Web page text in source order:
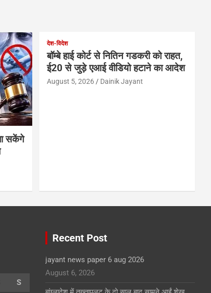
सकेंगे
देश-विदेश
बॉम्बे हाई कोर्ट से नितिन गडकरी को राहत,
ई20 से जुड़े एआई वीडियो हटाने का आदेश
August 5, 2026 Dainik Jayant
S
Recent Post
jayant news paper 6 aug 2026
August 6, 2026